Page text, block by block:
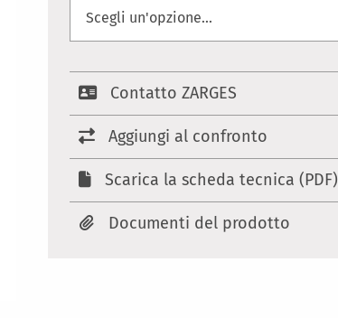
Contatto ZARGES
Aggiungi al confronto
Scarica la scheda tecnica (PDF)
Documenti del prodotto